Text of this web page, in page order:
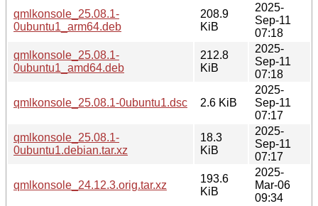
qmlkonsole_25.08.1-
0ubuntu1_arm64.deb
208.9
KiB
2025-
Sep-11
07:18
qmlkonsole_25.08.1-
0ubuntu1_amd64.deb
212.8
KiB
2025-
Sep-11
07:18
qmlkonsole_25.08.1-0ubuntu1.dsc 2.6 KiB
2025-
Sep-11
07:17
qmlkonsole_25.08.1-
0ubuntu1.debian.tar.xz
18.3
KiB
2025-
Sep-11
07:17
qmlkonsole_24.12.3.orig.tar.xz
193.6
KiB
2025-
Mar-06
09:34